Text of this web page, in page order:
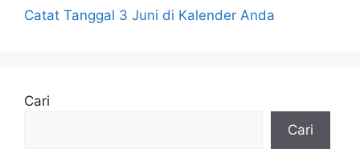
Catat Tanggal 3 Juni di Kalender Anda
Cari
Cari